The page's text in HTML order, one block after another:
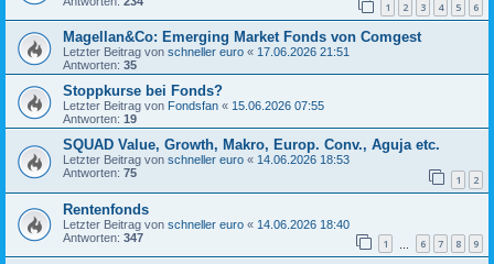
1 2 3 4 5 6
Magellan&Co: Emerging Market Fonds von Comgest
Letzter Beitrag von schneller euro « 17.06.2026 21:51
Antworten: 35
Stoppkurse bei Fonds?
Letzter Beitrag von Fondsfan « 15.06.2026 07:55
Antworten: 19
SQUAD Value, Growth, Makro, Europ. Conv., Aguja etc.
Letzter Beitrag von schneller euro « 14.06.2026 18:53
Antworten: 75 1 2
Rentenfonds
Letzter Beitrag von schneller euro « 14.06.2026 18:40
Antworten: 347 1 6 7 8 9